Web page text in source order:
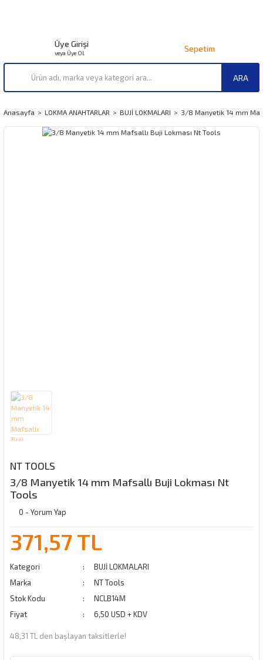
ARA
Üye Girişi
veya Üye Ol Sepetim
Anasayfa LOKMA ANAHTARLAR BUJİ LOKMALARI 3/8 Manyetik 14 mm
NT TOOLS
3/8 Manyetik 14 mm Mafsallı Buji Lokması Nt
Tools
0 - Yorum Yap
371,57 TL
Kategori
BUJİ LOKMALARI
Marka
NT Tools
Stok Kodu
NCLB14M
Fiyat
6,50 USD + KDV
48,31 TL den başlayan taksitlerle!